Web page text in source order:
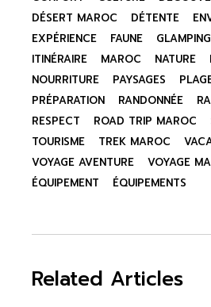
DÉSERT MAROC
DÉTENTE
EXPÉRIENCE
FAUNE GLAMPING
ITINÉRAIRE
MAROC NATURE
NOURRITURE
PAYSAGES
PRÉPARATION
RANDONNÉE
RESPECT
ROAD TRIP MAROC
TOURISME
TREK MAROC
VOYAGE AVENTURE
VOYAGE
ÉQUIPEMENT
ÉQUIPEMENTS
Related Articles